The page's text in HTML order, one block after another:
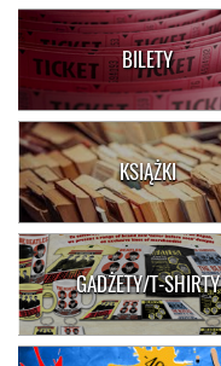
BILETY
KSIĄŻKI
GADŻETY/T-SHIRTY